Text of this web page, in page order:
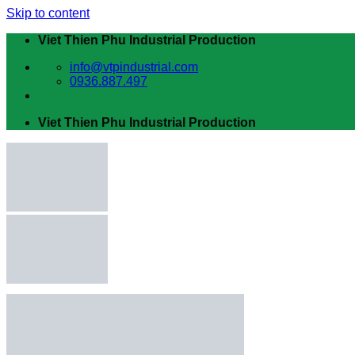
Skip to content
Viet Thien Phu Industrial Production
info@vtpindustrial.com
0936.887.497
Viet Thien Phu Industrial Production